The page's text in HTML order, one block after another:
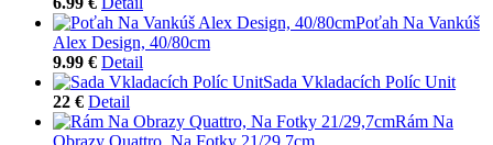
Poťah Na Vankúš
Alex Design, 40/80cm
9.99 € Detail
Sada Vkladacích Políc Unit
22 € Detail
Rám Na
Obrazy Quattro, Na Fotky 21/29,7cm